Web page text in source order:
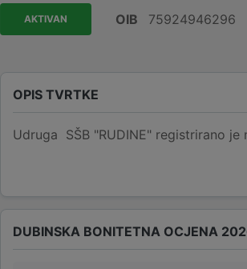
AKTIVAN OIB 75924946296
OPIS TVRTKE
Udruga SŠB "RUDINE" registrirano
DUBINSKA BONITETNA OCJENA